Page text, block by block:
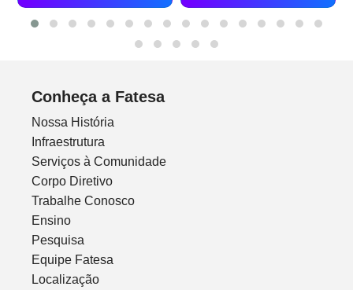
Conheça a Fatesa
Nossa História
Infraestrutura
Serviços à Comunidade
Corpo Diretivo
Trabalhe Conosco
Ensino
Pesquisa
Equipe Fatesa
Localização